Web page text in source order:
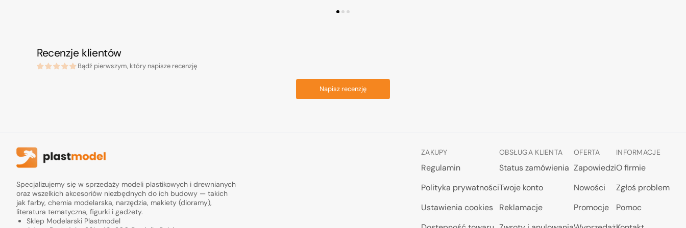
Recenzje klientów
Bądź pierwszym, który napisze recenzję
Napisz recenzję
Specjalizujemy się w sprzedaży modeli plastikowych i drewnianych
oraz wszelkich akcesoriów niezbędnych do ich budowy — takich
jak farby, chemia modelarska, narzędzia, makiety (dioramy),
literatura tematyczna, figurki i gadżety.
Sklep Modelarski Plastmodel
ZAKUPY
Regulamin
Polityka prywatności
Ustawienia cookies
OBSŁUGA KLIENTA
Status zamówienia
Twoje konto
Reklamacje
OFERTA
Zapowiedzi
Nowości
Promocje
INFORMACJE
O firmie
Zgłoś problem
Pomoc